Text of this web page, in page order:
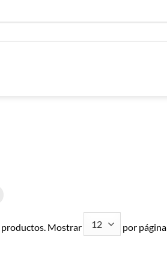
productos. Mostrar por página